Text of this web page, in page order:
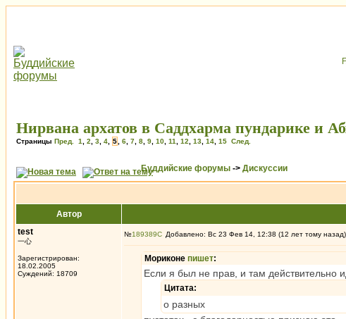
Нирвана архатов в Саддхарма пундарике и
Страницы Пред. 1 2 3 4 5 6 7 8 9 10 11 12 13 14 15 След.
Буддийские форумы -> Дискуссии
Автор
test
一心
Зарегистрирован:
18.02.2005
Суждений: 18709
№189389 Добавлено: Вс 23 Фев 14, 12:38 (12 лет тому назад)
Мориконе пишет:
Если я был не прав, и там действительно
Цитата:
о разных